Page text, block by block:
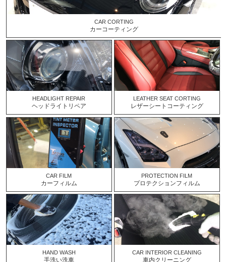
CAR CORTING
カーコーティング
HEADLIGHT REPAIR
ヘッドライトリペア
LEATHER SEAT CORTING
レザーシートコーティング
CAR FILM
カーフィルム
PROTECTION FILM
プロテクションフィルム
HAND WASH
手洗い洗車
CAR INTERIOR CLEANING
車内クリーニング